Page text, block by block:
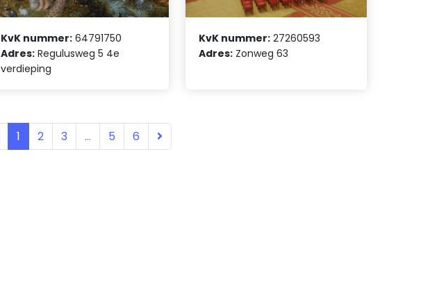
KvK nummer: 64791750
Adres: Regulusweg 5 4e
verdieping
KvK nummer: 27260593
Adres: Zonweg 63
1 2 3 ... 5 6